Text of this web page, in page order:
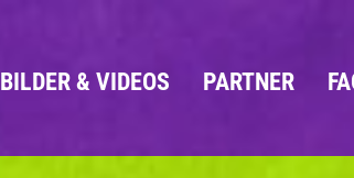
BILDER & VIDEOS PARTNER